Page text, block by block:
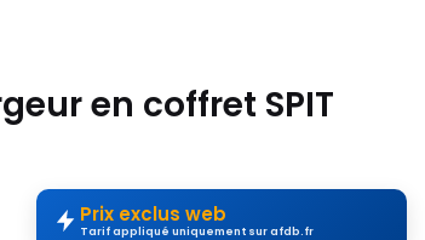
en coffret SPIT
Prix exclus web
Tarif appliqué uniquement sur afdb.fr